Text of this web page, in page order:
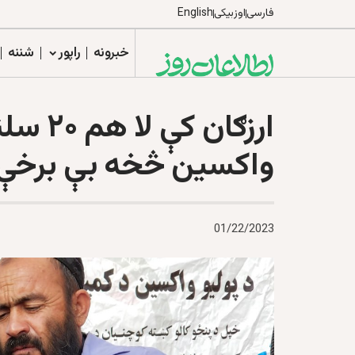
فارسیاوزبیکیEnglish
خبرونه راپور شننه
واکسين څخه بې
01/22/2023